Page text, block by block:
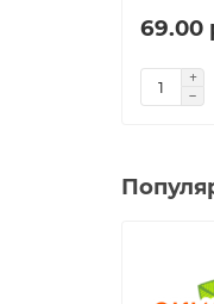
69.00